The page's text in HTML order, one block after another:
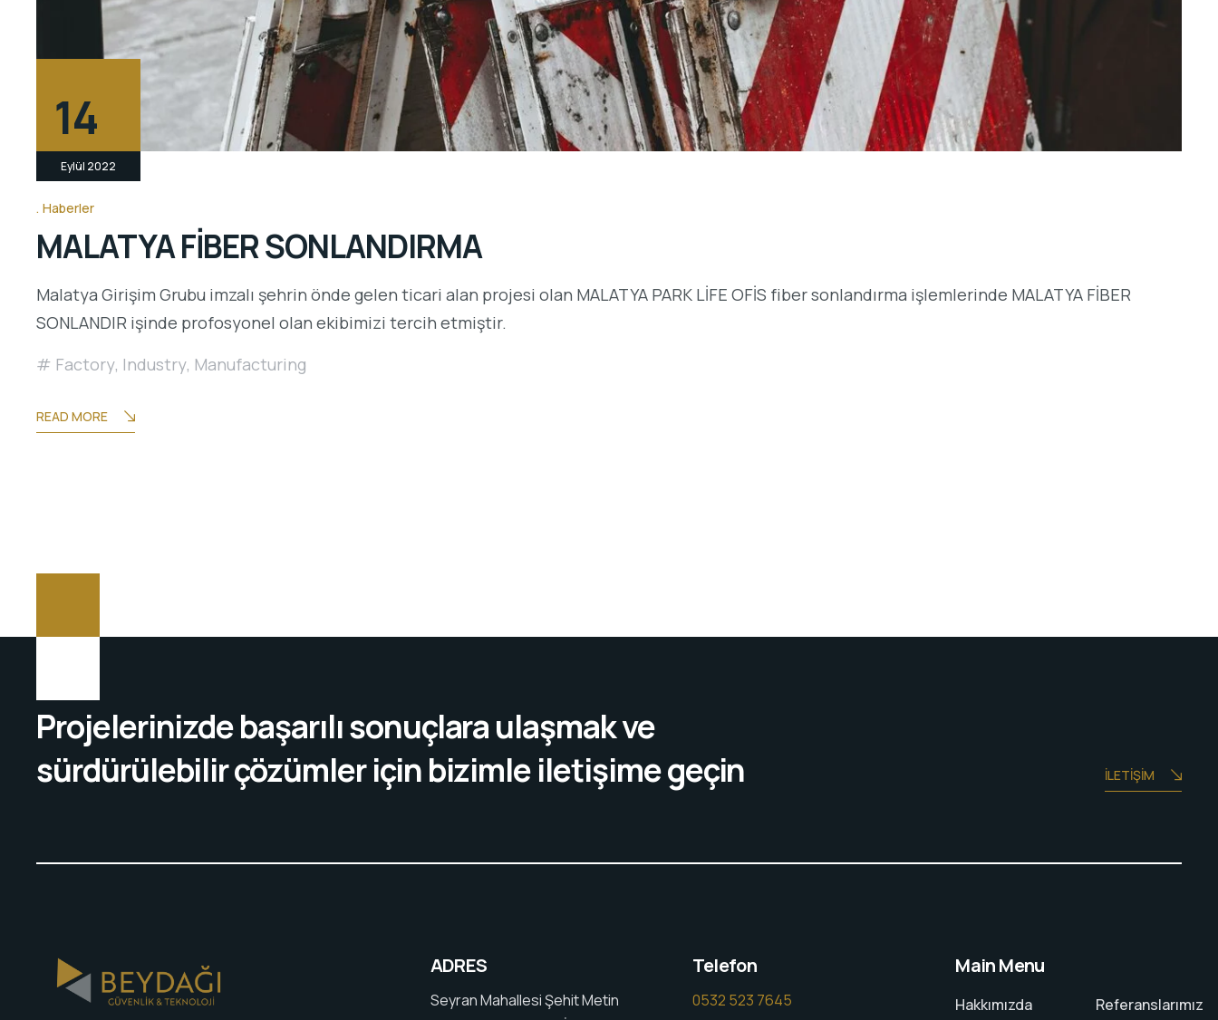
14
Eylül 2022
Haberler
MALATYA FİBER SONLANDIRMA
Malatya Girişim Grubu imzalı şehrin önde gelen ticari alan projesi olan MALATYA PARK LİFE OFİS fiber sonlandırma işlemlerinde MALATYA FİBER
SONLANDIR işinde profosyonel olan ekibimizi tercih etmiştir.
Factory, Industry, Manufacturing
READ MORE
Projelerinizde başarılı sonuçlara ulaşmak ve
sürdürülebilir çözümler için bizimle iletişime geçin
İLETIŞIM
ADRES
Seyran Mahallesi Şehit Metin
Telefon
0532 523 7645
Main Menu
Hakkımızda Referanslarımız